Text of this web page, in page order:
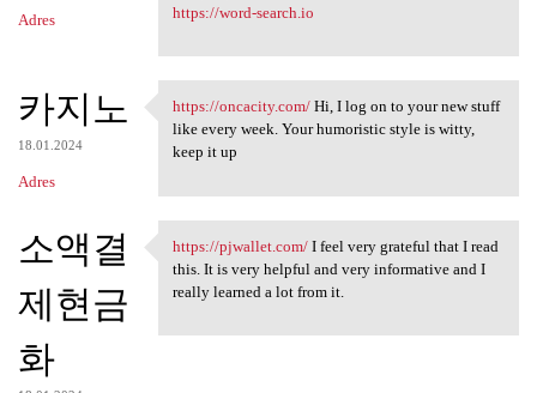
Adres
https://word-search.io
카지노
18.01.2024
Adres
https://oncacity.com/ Hi, I
https://oncacity.com/Hi, I log on to your new stuff
like every week. Your humoristic style is witty,
keep it up
소액결
제현금
화
https://pjwallet.com/ I feel
https://pjwallet.com/I feel very grateful that I read
this. It is very helpful and very informative and I
really learned a lot from it.